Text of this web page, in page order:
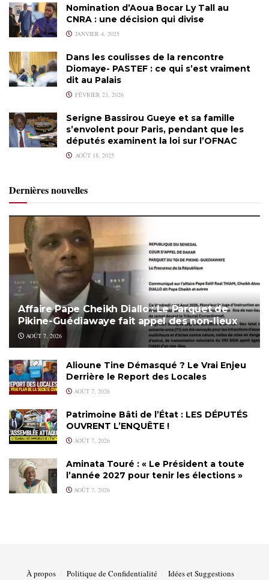
Nomination d’Aoua Bocar Ly Tall au
CNRA : une décision qui divise
JANVIER 4, 2025
Dans les coulisses de la rencontre
Diomaye- PASTEF : ce qui s’est vraiment
dit au Palais
FÉVRIER 23, 2026
Serigne Bassirou Gueye et sa famille
s’envolent pour Paris, pendant que les
députés examinent la loi sur l’OFNAC
AOÛT 18, 2025
Dernières nouvelles
Affaire Pape Cheikh Diallo : Le Parquet de
Pikine-Guédiawaye fait appel des non-lieux
AOÛT 7, 2026
Alioune Tine Démasqué ? Le Vrai Enjeu
Derrière le Report des Locales
AOÛT 7, 2026
Patrimoine Bâti de l’État : LES DÉPUTÉS
OUVRENT L’ENQUÊTE !
AOÛT 7, 2026
Aminata Touré : « Le Président a toute
l’année 2027 pour tenir les élections »
AOÛT 7, 2026
À propos Politique de Confidentialité
Idées et Suggestions